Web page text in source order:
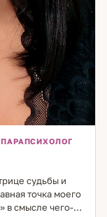
судьбы и
точка моего
в смысле чего-то